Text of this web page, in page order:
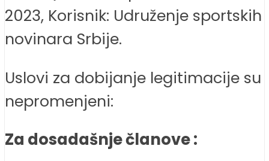
2023, Korisnik: Udruženje sportskih
novinara Srbije.
Uslovi za dobijanje legitimacije su
nepromenjeni:
Za dosadašnje članove :